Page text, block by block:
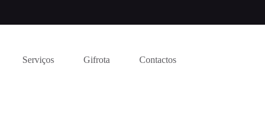
Serviços Gifrota Contactos